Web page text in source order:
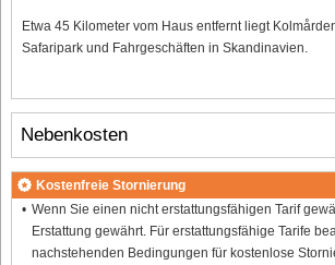
Etwa 45 Kilometer vom Haus entfernt liegt
Safaripark und Fahrgeschäften in Skandinavien.
Nebenkosten
Kostenfreie Stornierung
Wenn Sie einen nicht erstattungsfähigen Tarif
Erstattung gewährt. Für erstattungsfähige Tarife
nachstehenden Bedingungen für kostenlose